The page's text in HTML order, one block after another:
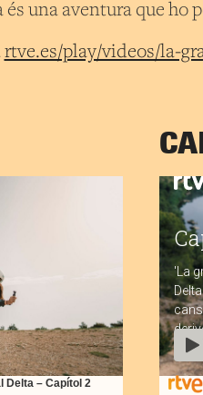
una aventura que ho
rtve.es/play/videos/la-
Delta – Capítol 2